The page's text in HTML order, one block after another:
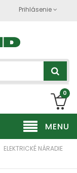
Prihlásenie
0
MENU
ELEKTRICKÉ NÁRADIE